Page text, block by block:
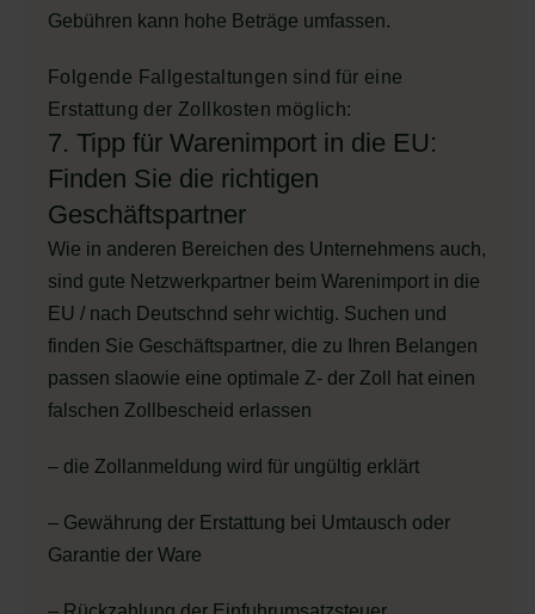
Gebühren kann hohe Beträge umfassen.
Folgende Fallgestaltungen sind für eine
Erstattung der Zollkosten möglich:
7. Tipp für Warenimport in die EU:
Finden Sie die richtigen
Geschäftspartner
Wie in anderen Bereichen des Unternehmens auch,
sind gute Netzwerkpartner beim Warenimport in die
EU / nach Deutschnd sehr wichtig. Suchen und
finden Sie Geschäftspartner, die zu Ihren Belangen
passen slaowie eine optimale Z- der Zoll hat einen
falschen Zollbescheid erlassen
– die Zollanmeldung wird für ungültig erklärt
– Gewährung der Erstattung bei Umtausch oder
Garantie der Ware